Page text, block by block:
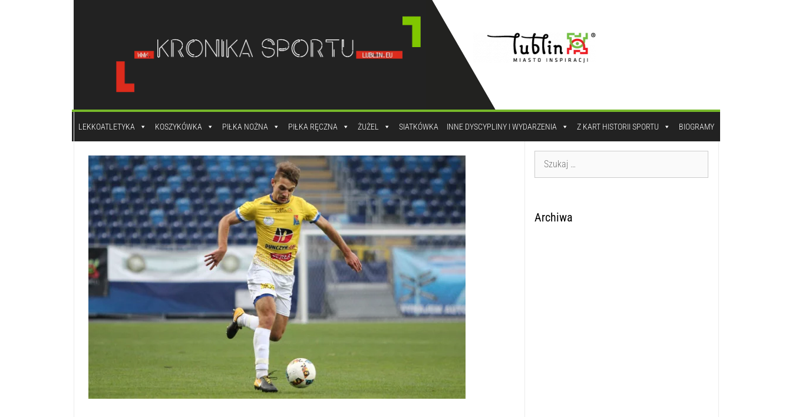
LEKKOATLETYKA KOSZYKÓWKA PIŁKA NOŻNA PIŁKA RĘCZNA ŻUŻEL SIATKÓWKA INNE DYSCYPLINY I WYDARZENIA Z KART HISTORII SPORTU BIOGRAMY
Archiwa